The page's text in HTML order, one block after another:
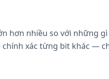
hơn nhiều so với những
xác từng bit khác —